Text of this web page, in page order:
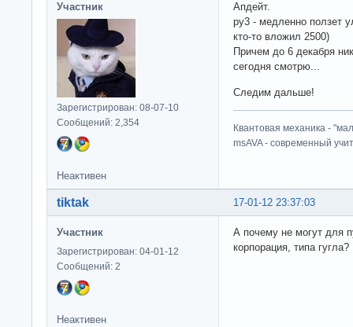
Участник
Зарегистрирован: 08-07-10
Сообщений: 2,354
Апдейт.
py3 - медленно ползет
кто-то вложил 2500)
Причем до 6 декабря
сегодня смотрю...
Следим дальше!
Квантовая механика -
msAVA - современный
Неактивен
17-01-12 23:37:03
tiktak
Участник
Зарегистрирован: 04-01-12
Сообщений: 2
А почему не могут для
корпорация, типа гугла?
Неактивен